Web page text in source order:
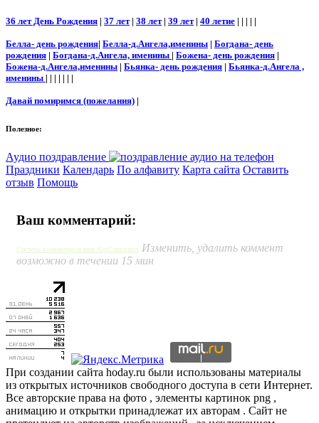
36 лет День Рождения | 37 лет| 38 лет| 39 лет| 40 летие | | | | |
Белла- день рождения| Белла-д.Ангела,именины | Богдана- день
рождения | Богдана-д.Ангела, именины | Божена- день рождения |
Божена-д.Ангела,именины | Бьянка- день рождения | Бьянка-д.Ангела ,
именины | | | | | | |
Давай помиримся (пожелания) |
Полезное:
Аудио поздравление
Праздники Календарь По алфавиту Карта сайта Оставить
отзыв Помощь
Ваш комментарий:
Система комментирования SigComments Изменить, удалить коммент
возможно в течении 15 мин
При создании сайта hoday.ru были использованы материалы
из открытых источников свободного доступа в сети Интернет.
Все авторские права на фото , элементы картинок png ,
анимацию и открытки принадлежат их авторам . Сайт не